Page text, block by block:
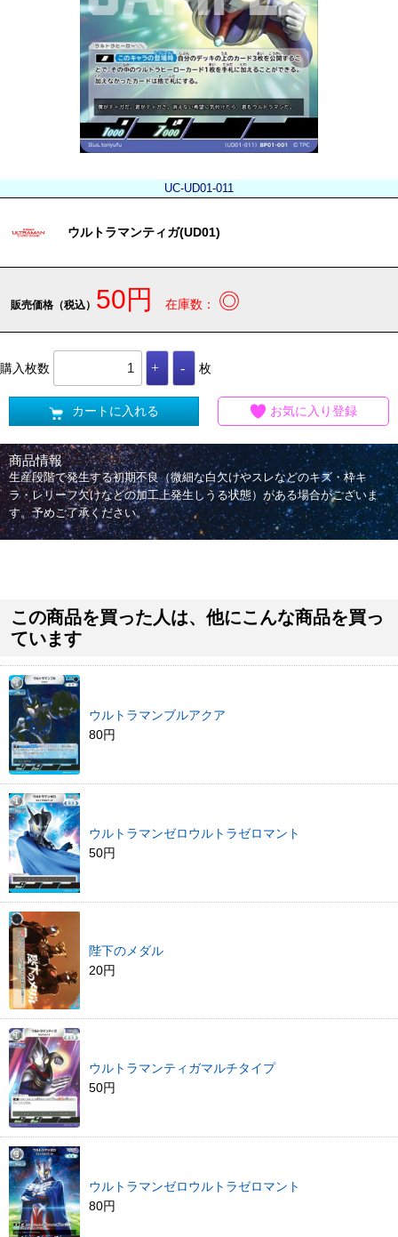
UC-UD01-011
ウルトラマンティガ(UD01)
販売価格（税込） 50円 在庫数： ◎
購入枚数 枚
カートに入れる お気に入り登録
商品情報
生産段階で発生する初期不良（微細な白欠けやスレなどのキズ・枠キ
ラ・レリーフ欠けなどの加工上発生しうる状態）がある場合がございま
す。予めご了承ください。
この商品を買った人は、他にこんな商品を買っ
ています
ウルトラマンブルアクア
80円
ウルトラマンゼロウルトラゼロマント
50円
陛下のメダル
20円
ウルトラマンティガマルチタイプ
50円
ウルトラマンゼロウルトラゼロマント
80円